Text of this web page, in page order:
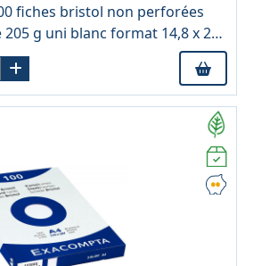
fiches bristol non perforées
g uni blanc format 14,8 x 21